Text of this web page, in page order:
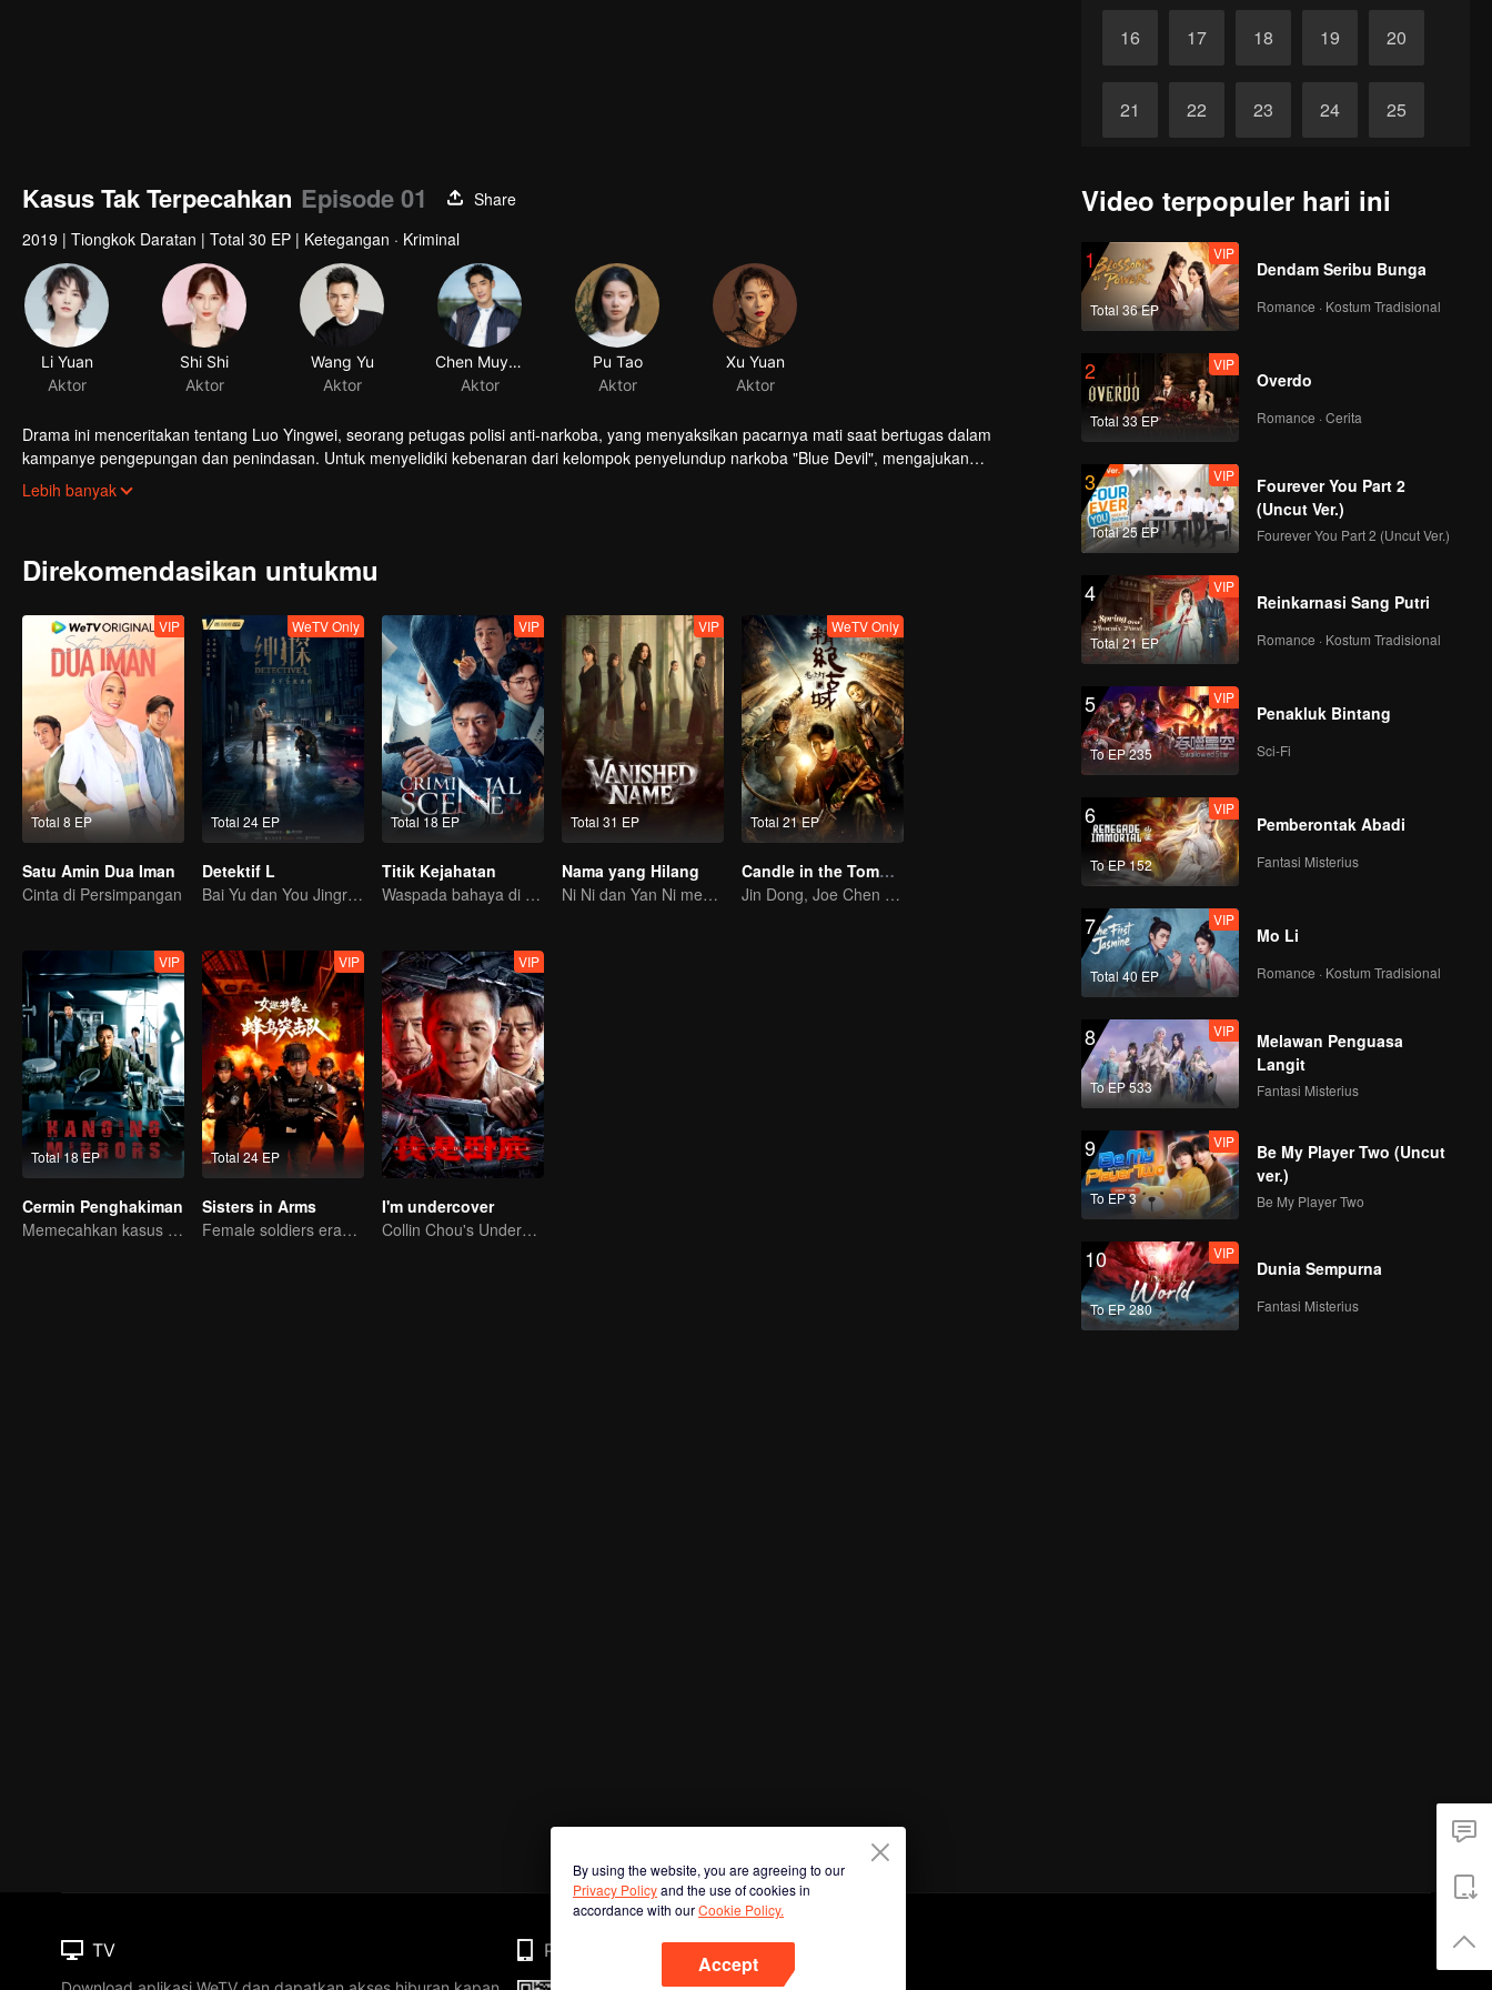
16 17 18 19 20
21 22 23 24 25
Kasus Tak Terpecahkan Episode 01
Share
2019 | Tiongkok Daratan | Total 30 EP | Ketegangan · Kriminal
Li Yuan
Aktor
Shi Shi
Aktor
Wang Yu
Aktor
Chen Muyang
Aktor
Pu Tao
Aktor
Xu Yuan
Aktor
Drama ini menceritakan tentang Luo Yingwei, seorang petugas polisi anti-narkoba, yang menyaksikan pacarnya mati saat bertugas dalam
kampanye pengepungan dan penindasan. Untuk menyelidiki kebenaran dari kelompok penyelundup narkoba "Blue Devil", mengajukan
pemindahan ke ruang arsip dan memimpin Cai Wenxin, Xia Luoyang dan Feng Yi untuk membentuk "tim kasus dingin" untuk mencari kisah
sebenarnya si pembunuh.
Lebih banyak
Direkomendasikan untukmu
Total 8 EP
VIP
Satu Amin Dua Iman
Cinta di Persimpangan
Total 24 EP
WeTV Only
Detektif L
Bai Yu dan You Jingru jadi detektif super
Total 18 EP
VIP
Titik Kejahatan
Waspada bahaya di sekitarmu
Total 31 EP
VIP
Nama yang Hilang
Ni Ni dan Yan Ni menguak misteri penuh ketegangan
Total 21 EP
WeTV Only
Candle in the Tomb: the Ancient City of Jingjue
Jin Dong, Joe Chen unlock an adventure in the tomb
Total 18 EP
VIP
Cermin Penghakiman
Memecahkan kasus mutilasi mayat berantai
Total 24 EP
VIP
Sisters in Arms
Female soldiers eradicating crime
VIP
I'm undercover
Collin Chou's Undercover War
Video terpopuler hari ini
1
Total 36 EP
VIP
Dendam Seribu Bunga
Romance · Kostum Tradisional
2
Total 33 EP
VIP
Overdo
Romance · Cerita
3
Total 25 EP
VIP
Fourever You Part 2
(Uncut Ver.)
Fourever You Part 2 (Uncut Ver.)
4
Total 21 EP
VIP
Reinkarnasi Sang Putri
Romance · Kostum Tradisional
5
To EP 235
VIP
Penakluk Bintang
Sci-Fi
6
To EP 152
VIP
Pemberontak Abadi
Fantasi Misterius
7
Total 40 EP
VIP
Mo Li
Romance · Kostum Tradisional
8
To EP 533
VIP
Melawan Penguasa
Langit
Fantasi Misterius
9
To EP 3
VIP
Be My Player Two (Uncut
ver.)
Be My Player Two
10
To EP 280
VIP
Dunia Sempurna
Fantasi Misterius
By using the website, you are agreeing to our
Privacy Policyand the use of cookies in
accordance with ourCookie Policy.
Accept
TV Phone